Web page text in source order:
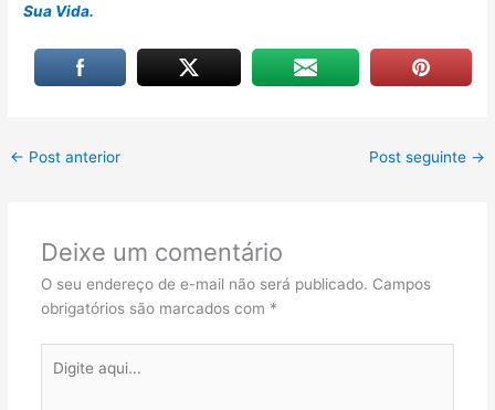
Sua Vida.
← Post anterior Post seguinte →
Deixe um comentário
O seu endereço de e-mail não será publicado. Campos
obrigatórios são marcados com *
aqui...